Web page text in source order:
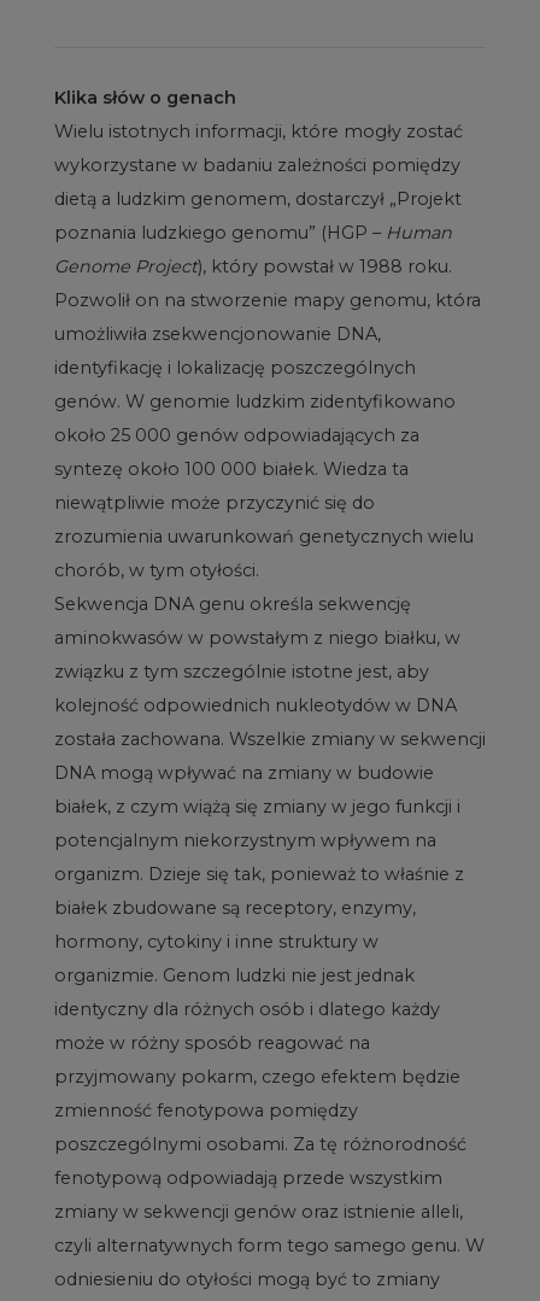
Klika słów o genach
Wielu istotnych informacji, które mogły zostać
wykorzystane w badaniu zależności pomiędzy
dietą a ludzkim genomem, dostarczył „Projekt
poznania ludzkiego genomu” (HGP – Human
Genome Project), który powstał w 1988 roku.
Pozwolił on na stworzenie mapy genomu, która
umożliwiła zsekwencjonowanie DNA,
identyfikację i lokalizację poszczególnych
genów. W genomie ludzkim zidentyfikowano
około 25 000 genów odpowiadających za
syntezę około 100 000 białek. Wiedza ta
niewątpliwie może przyczynić się do
zrozumienia uwarunkowań genetycznych wielu
chorób, w tym otyłości.
Sekwencja DNA genu określa sekwencję
aminokwasów w powstałym z niego białku, w
związku z tym szczególnie istotne jest, aby
kolejność odpowiednich nukleotydów w DNA
została zachowana. Wszelkie zmiany w sekwencji
DNA mogą wpływać na zmiany w budowie
białek, z czym wiążą się zmiany w jego funkcji i
potencjalnym niekorzystnym wpływem na
organizm. Dzieje się tak, ponieważ to właśnie z
białek zbudowane są receptory, enzymy,
hormony, cytokiny i inne struktury w
organizmie. Genom ludzki nie jest jednak
identyczny dla różnych osób i dlatego każdy
może w różny sposób reagować na
przyjmowany pokarm, czego efektem będzie
zmienność fenotypowa pomiędzy
poszczególnymi osobami. Za tę różnorodność
fenotypową odpowiadają przede wszystkim
zmiany w sekwencji genów oraz istnienie alleli,
czyli alternatywnych form tego samego genu. W
odniesieniu do otyłości mogą być to zmiany